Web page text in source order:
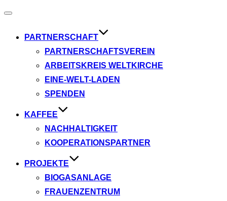
Navigation
PARTNERSCHAFT
PARTNERSCHAFTSVEREIN
ARBEITSKREIS WELTKIRCHE
EINE-WELT-LADEN
SPENDEN
KAFFEE
NACHHALTIGKEIT
KOOPERATIONSPARTNER
PROJEKTE
BIOGASANLAGE
FRAUENZENTRUM